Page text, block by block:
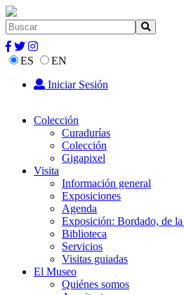
ES
EN
Iniciar Sesión
Colección
Curadurías
Colección
Gigapixel
Visita
Información general
Exposiciones
Agenda
Exposición: Bordado, de
Biblioteca
Servicios
Visitas guiadas
El Museo
Quiénes somos